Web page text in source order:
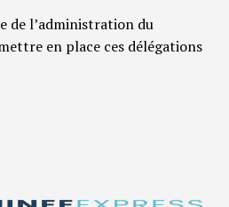
de l’administration du
en place ces délégations